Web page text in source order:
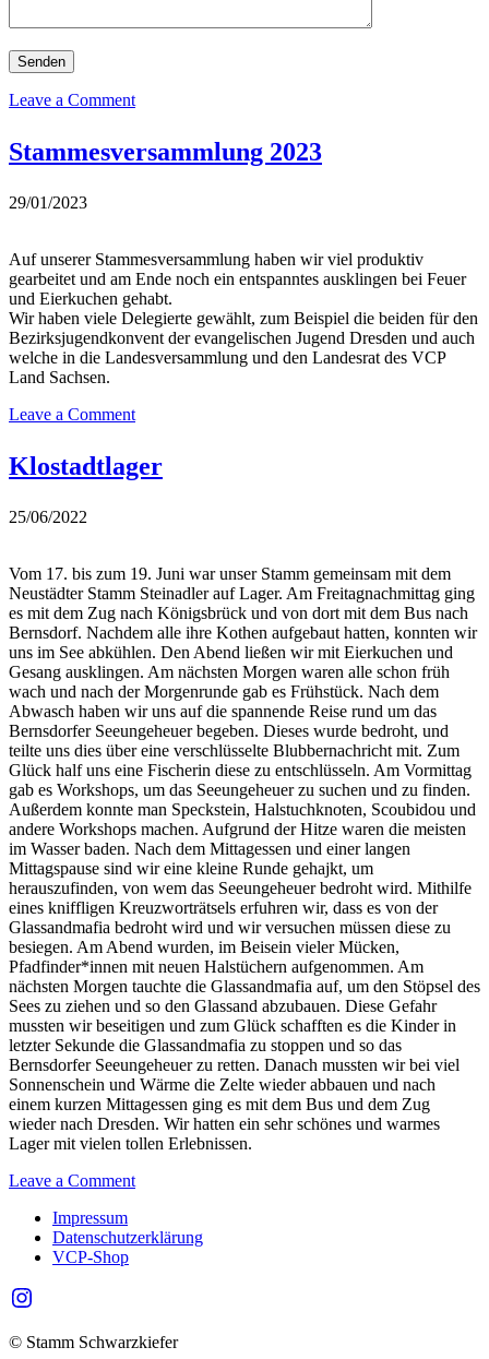
Leave a Commenton
Gruppenstunde
im
Stammesversammlung 2023
29/01/2023
Auf unserer Stammesversammlung haben wir viel produktiv
gearbeitet und am Ende noch ein entspanntes ausklingen bei Feuer
und Eierkuchen gehabt.
Wir haben viele Delegierte gewählt, zum Beispiel die beiden für den
Bezirksjugendkonvent der evangelischen Jugend Dresden und auch
welche in die Landesversammlung und den Landesrat des VCP
Land Sachsen.
Leave a Commenton
Klostadtlager
25/06/2022
Vom 17. bis zum 19. Juni war unser Stamm gemeinsam mit dem
Neustädter Stamm Steinadler auf Lager. Am Freitagnachmittag ging
es mit dem Zug nach Königsbrück und von dort mit dem Bus nach
Bernsdorf. Nachdem alle ihre Kothen aufgebaut hatten, konnten wir
uns im See abkühlen. Den Abend ließen wir mit Eierkuchen und
Gesang ausklingen. Am nächsten Morgen waren alle schon früh
wach und nach der Morgenrunde gab es Frühstück. Nach dem
Abwasch haben wir uns auf die spannende Reise rund um das
Bernsdorfer Seeungeheuer begeben. Dieses wurde bedroht, und
teilte uns dies über eine verschlüsselte Blubbernachricht mit. Zum
Glück half uns eine Fischerin diese zu entschlüsseln. Am Vormittag
gab es Workshops, um das Seeungeheuer zu suchen und zu finden.
Außerdem konnte man Speckstein, Halstuchknoten, Scoubidou und
andere Workshops machen. Aufgrund der Hitze waren die meisten
im Wasser baden. Nach dem Mittagessen und einer langen
Mittagspause sind wir eine kleine Runde gehajkt, um
herauszufinden, von wem das Seeungeheuer bedroht wird. Mithilfe
eines kniffligen Kreuzworträtsels erfuhren wir, dass es von der
Glassandmafia bedroht wird und wir versuchen müssen diese zu
besiegen. Am Abend wurden, im Beisein vieler Mücken,
Pfadfinder*innen mit neuen Halstüchern aufgenommen. Am
nächsten Morgen tauchte die Glassandmafia auf, um den Stöpsel des
Sees zu ziehen und so den Glassand abzubauen. Diese Gefahr
mussten wir beseitigen und zum Glück schafften es die Kinder in
letzter Sekunde die Glassandmafia zu stoppen und so das
Bernsdorfer Seeungeheuer zu retten. Danach mussten wir bei viel
Sonnenschein und Wärme die Zelte wieder abbauen und nach
einem kurzen Mittagessen ging es mit dem Bus und dem Zug
wieder nach Dresden. Wir hatten ein sehr schönes und warmes
Lager mit vielen tollen Erlebnissen.
Leave a Commenton
Impressum
Datenschutzerklärung
VCP-Shop
© Stamm Schwarzkiefer